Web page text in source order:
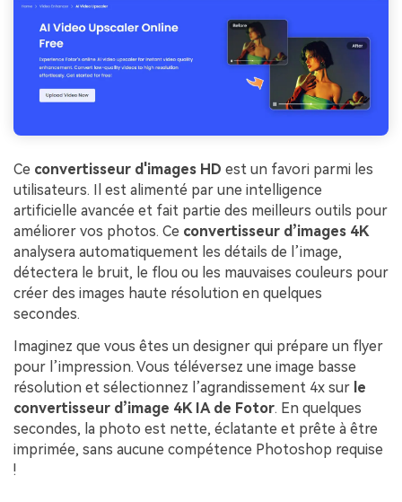
Ce convertisseur d'images HD est un favori parmi les
utilisateurs. Il est alimenté par une intelligence
artificielle avancée et fait partie des meilleurs outils pour
améliorer vos photos. Ce convertisseur d’images 4K
analysera automatiquement les détails de l’image,
détectera le bruit, le flou ou les mauvaises couleurs pour
créer des images haute résolution en quelques
secondes.
Imaginez que vous êtes un designer qui prépare un flyer
pour l’impression. Vous téléversez une image basse
résolution et sélectionnez l’agrandissement 4x sur le
convertisseur d’image 4K IA de Fotor. En quelques
secondes, la photo est nette, éclatante et prête à être
imprimée, sans aucune compétence Photoshop requise
!